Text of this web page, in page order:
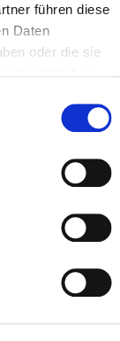
führen diese
Daten
oder die sie
der